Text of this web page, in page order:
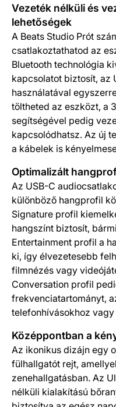
Vezeték nélküli és
lehetőségek
A Beats Studio Prót
csatlakoztathatod az
Bluetooth technológia
kapcsolatot biztosít, az
használatával
töltheted az eszközt, a
segítségével pedig
kapcsolódhatsz. Az új
a kábelek is
Optimalizált
Az USB-C
különböző hangprofil
Signature profil
hangszínt biztosít,
Entertainment profil a
ki, így élvezetesebb
filmnézés vagy
Conversation profil
frekvenciatartományt,
telefonhívásokhoz
Középpontban a
Az ikonikus dizájn egy
fülhallgatót rejt,
zenehallgatásban. Az
nélküli kialakítású